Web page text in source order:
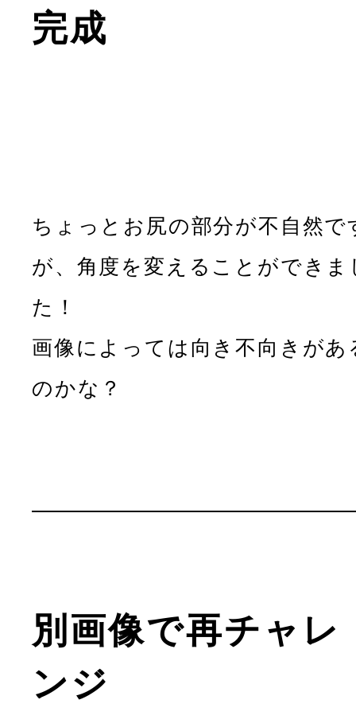
完成
ちょっとお尻の部分が不自然で
が、角度を変えることができま
た！
画像によっては向き不向きがあ
のかな？
別画像で再チャレ
ンジ